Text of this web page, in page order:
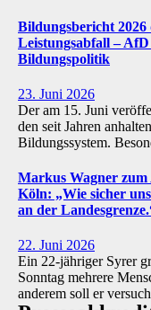
Bildungsbericht
Leistungsabfall –
Bildungspolitik
23. Juni 2026
Der am 15. Juni
den seit Jahren
Bildungssystem.
Markus Wagner
Köln: „Wie sicher
an der
22. Juni 2026
Ein 22-jähriger Syrer
Sonntag mehrere
anderem soll er